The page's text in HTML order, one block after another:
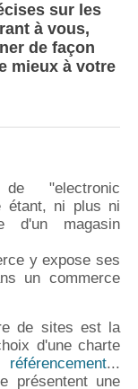
sur les
à vous,
de façon
mieux à votre
"electronic
étant, ni plus ni
d'un magasin
y expose ses
un commerce
de sites est la
d'une charte
référencement...
présentent une